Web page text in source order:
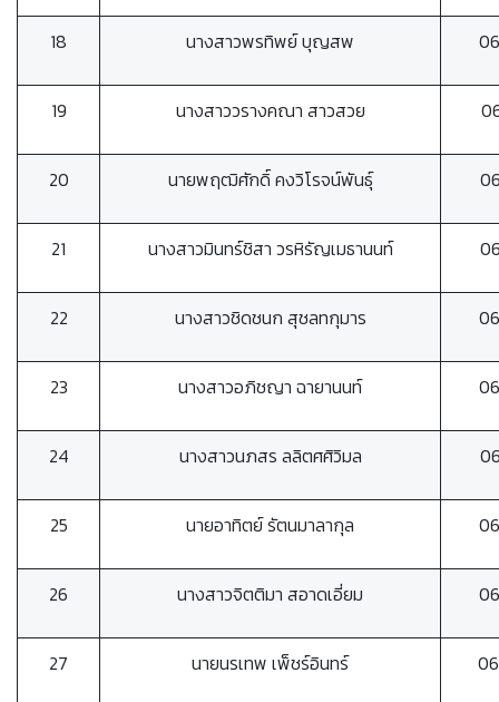
18 นางสาวพรทิพย์ บุญสพ
19 นางสาววรางคณา สาวสวย
20 นายพฤฒิศักดิ์ คงวิโรจน์พันธุ์
21 นางสาวมินทร์ชิสา วรหิรัญเมธานนท์
22 นางสาวชิดชนก สุชลทกุมาร
23 นางสาวอภิชญา ฉายานนท์
24 นางสาวนภสร ลลิตศศิวิมล
25 นายอาทิตย์ รัตนมาลากุล
26 นางสาวจิตติมา สอาดเอี่ยม
27 นายนรเทพ เพ็ชร์อินทร์